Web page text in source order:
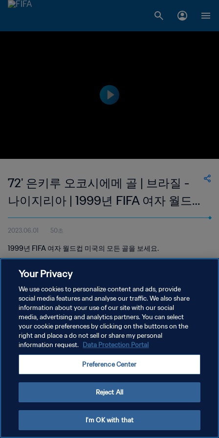
72' 은키루 오코시에메 골 | 브라질 -
나이지리아 | 1999년 FIFA 여자 월드
컵 미국
2023.06.01 50초
1999년 FIFA 여자 월드컵 미국의 모든 골을 보세요.
개인정보 보호정책
서비스 약관
쿠키 기본 설정 관리
Your Privacy
We use cookies to personalize content and ads, provide
social media features and analyse our traffic. We also share
information about your use of our site with our social
media, advertising and analytics partners. You can select
your cookie preferences by clicking on the buttons on the
right and place a do not sell or share my personal
information request. Data Protection Portal
Preference Center
Reject All
I'm OK with that